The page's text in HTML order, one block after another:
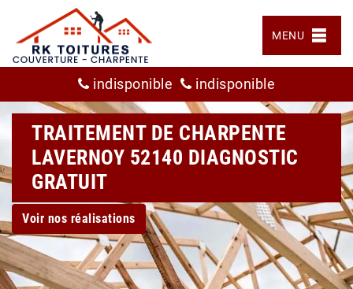
MENU
indisponible indisponible
TRAITEMENT DE CHARPENTE
LAVERNOY 52140 DIAGNOSTIC
GRATUIT
Voir nos réalisations